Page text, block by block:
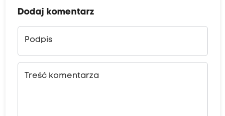
Dodaj komentarz
Podpis
Treść komentarza